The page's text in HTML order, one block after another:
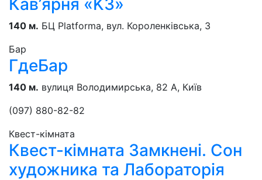
Кав’ярня «K3»
140 м. БЦ Platforma, вул. Короленківська, 3
Бар
ГдеБар
140 м. вулиця Володимирська, 82 А, Київ
(097) 880-82-82
Квест-кімната
Квест-кімната Замкнені. Сон
художника та Лабораторія